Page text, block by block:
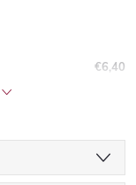
€6,40